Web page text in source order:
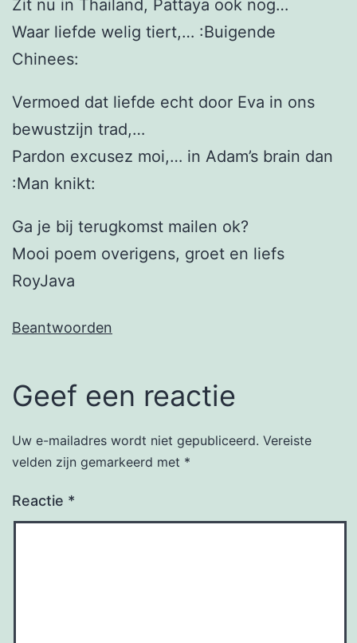
Zit nu in Thailand, Pattaya ook nog…
Waar liefde welig tiert,… :Buigende
Chinees:
Vermoed dat liefde echt door Eva in ons
bewustzijn trad,…
Pardon excusez moi,… in Adam’s brain dan
:Man knikt:
Ga je bij terugkomst mailen ok?
Mooi poem overigens, groet en liefs
RoyJava
Beantwoorden
Geef een reactie
Uw e-mailadres wordt niet gepubliceerd. Vereiste
velden zijn gemarkeerd met *
Reactie *